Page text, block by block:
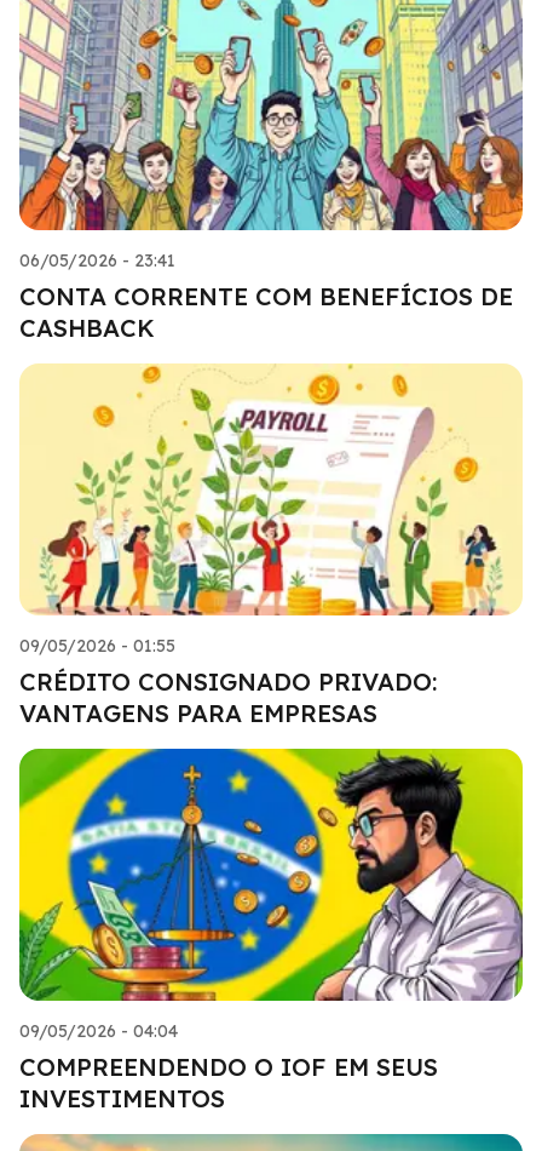
06/05/2026 - 23:41
CONTA CORRENTE COM BENEFÍCIOS DE
CASHBACK
09/05/2026 - 01:55
CRÉDITO CONSIGNADO PRIVADO:
VANTAGENS PARA EMPRESAS
09/05/2026 - 04:04
COMPREENDENDO O IOF EM SEUS
INVESTIMENTOS